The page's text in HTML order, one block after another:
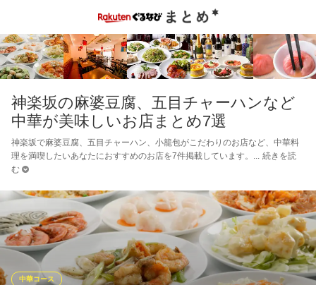
神楽坂の麻婆豆腐、五目チャーハンなど
中華が美味しいお店まとめ7選
神楽坂で麻婆豆腐、五目チャーハン、小籠包がこだわりのお店など、中華料
理を満喫したいあなたにおすすめのお店を7件掲載しています。
続きを読
む
中華コース